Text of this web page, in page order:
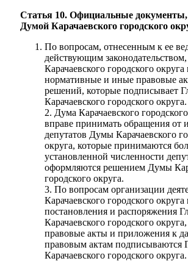
Статья 10. Официальные
Думой Карачаевского городского
По вопросам, отнесенным к ее
действующим
Карачаевского городского
нормативные и иные правовые
решений, которые подписывает
Карачаевского городского округа.
2. Дума Карачаевского
вправе принимать обращения от
депутатов Думы Карачаевского
округа, которые принимаются
установленной численности
оформляются решением Думы
городского округа.
3. По вопросам организации
Карачаевского городского округа
постановления и распоряжения
Карачаевского городского
правовые акты и приложения к
правовым актам подписываются
Карачаевского городского округа.
Экономика